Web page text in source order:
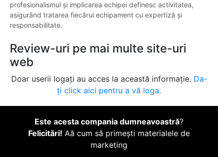
profesionalismul și implicarea echipei definesc activitatea,
asigurând tratarea fiecărui echipament cu expertiză și
responsabilitate.
Review-uri pe mai multe site-uri
web
Doar userii logați au acces la această informație. Da-
ți click aici pentru a vă loga.
Este acesta compania dumneavoastră?
Felicitări! Aă cum să primești materialele de
marketing